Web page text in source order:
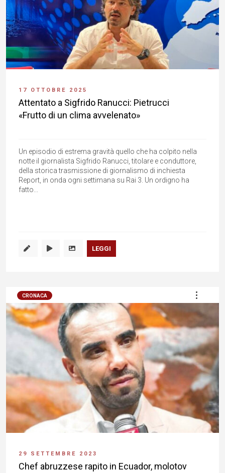
17 OTTOBRE 2025
Attentato a Sigfrido Ranucci: Pietrucci
«Frutto di un clima avvelenato»
Un episodio di estrema gravità quello che ha colpito nella
notte il giornalista Sigfrido Ranucci, titolare e conduttore,
della storica trasmissione di giornalismo di inchiesta
Report, in onda ogni settimana su Rai 3. Un ordigno ha
fatto...
LEGGI
CRONACA
29 SETTEMBRE 2023
Chef abruzzese rapito in Ecuador, molotov